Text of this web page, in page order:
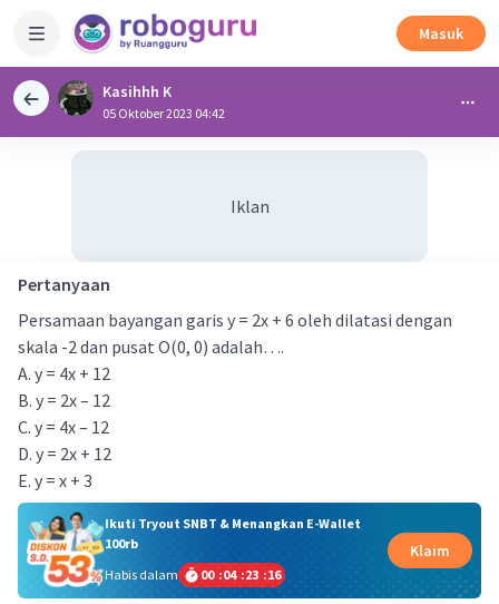
Masuk
Kasihhh K
05 Oktober 2023 04:42
Iklan
Pertanyaan
Persamaan bayangan garis y = 2x + 6 oleh dilatasi dengan
skala -2 dan pusat O(0, 0) adalah….
A. y = 4x + 12
B. y = 2x – 12
C. y = 4x – 12
D. y = 2x + 12
E. y = x + 3
Ikuti Tryout SNBT & Menangkan E-Wallet
100rb
Habis dalam
00 :04 :23 :16
Klaim